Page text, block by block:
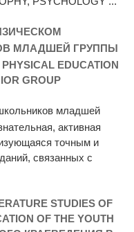
МЛАДШЕЙ ГРУППЫ
EDUCATION
GROUP
младшей
активная
точным и
связанных с
STUDIES OF
OF THE YOUTH